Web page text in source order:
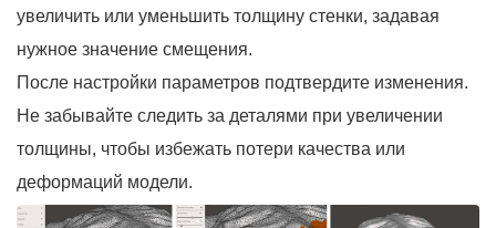
увеличить или уменьшить толщину стенки, задавая
нужное значение смещения.
После настройки параметров подтвердите изменения.
Не забывайте следить за деталями при увеличении
толщины, чтобы избежать потери качества или
деформаций модели.